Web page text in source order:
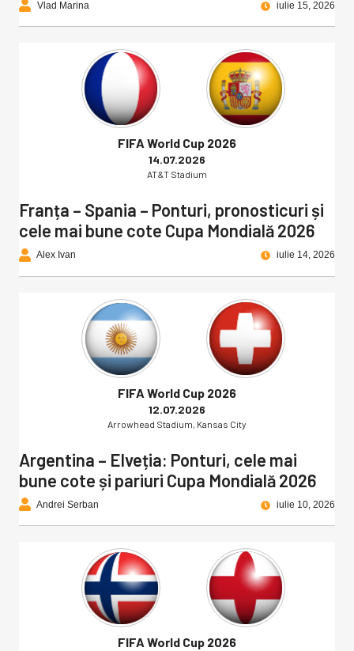
Vlad Marina iulie 15, 2026
FIFA World Cup 2026
14.07.2026
AT&T Stadium
Franța – Spania – Ponturi, pronosticuri și
cele mai bune cote Cupa Mondială 2026
Alex Ivan iulie 14, 2026
FIFA World Cup 2026
12.07.2026
Arrowhead Stadium, Kansas City
Argentina – Elveția: Ponturi, cele mai
bune cote și pariuri Cupa Mondială 2026
Andrei Serban iulie 10, 2026
FIFA World Cup 2026